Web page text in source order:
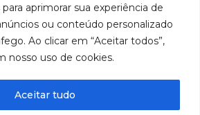
aprimorar sua experiência de
ou conteúdo personalizado
Ao clicar em “Aceitar todos”,
nosso uso de cookies.
Aceitar tudo
8:00 às 12:00 hrs
da Transparência
de Pagamento
Cheque Online